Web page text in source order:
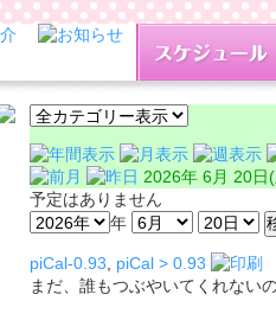
2026年 6月 20日
予定はありません
年
piCal-0.93, piCal > 0.93
まだ、誰もつぶやいてくれな